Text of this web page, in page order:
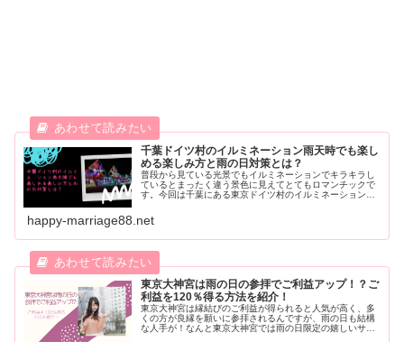
千葉ドイツ村のイルミネーション雨天時でも楽し
める楽しみ方と雨の日対策とは？
普段から見ている光景でもイルミネーションでキラキラし
ているとまったく違う景色に見えてとてもロマンチックで
す。今回は千葉にある東京ドイツ村のイルミネーションの
happy-marriage88.net
東京大神宮は雨の日の参拝でご利益アップ！？ご
利益を120％得る方法を紹介！
東京大神宮は縁結びのご利益が得られると人気が高く、多
くの方が良縁を願いに参拝されるんですが、雨の日も結構
な人手が！なんと東京大神宮では雨の日限定の嬉しいサプ